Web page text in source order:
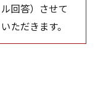
ル回答）させて
いただきます。